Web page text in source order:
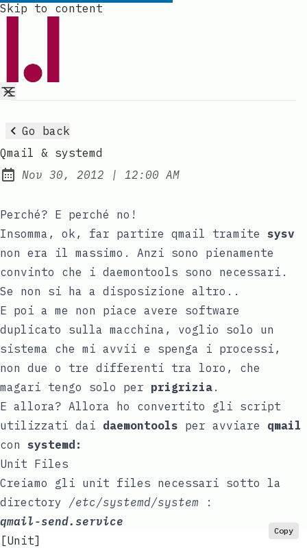
Skip to content
Go back
Qmail & systemd
Published:
Nov 30, 2012 | at
12:00 AM
Perché? E perché no!
Insomma, ok, far partire qmail tramite sysv
non era il massimo. Anzi sono pienamente
convinto che i daemontools sono necessari.
Se non si ha a disposizione altro..
E poi a me non piace avere software
duplicato sulla macchina, voglio solo un
sistema che mi avvii e spenga i processi,
non due o tre differenti tra loro, che
magari tengo solo per prigrizia .
E allora? Allora ho convertito gli script
utilizzati dai daemontools per avviare qmail
con systemd:
Unit Files
Creiamo gli unit files necessari sotto la
directory /etc/systemd/system :
qmail-send.service
[Unit]
Copy